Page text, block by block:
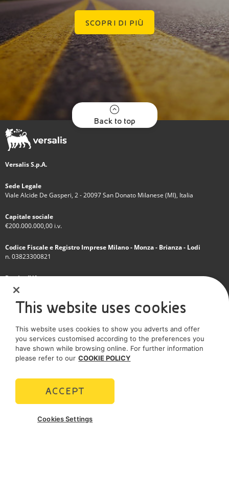
SCOPRI DI PIÙ
Back to top
Versalis S.p.A.
Sede Legale
Viale Alcide De Gasperi, 2 - 20097 San Donato Milanese (MI), Italia
Capitale sociale
€200.000.000,00 i.v.
Codice Fiscale e Registro Imprese Milano - Monza - Brianza - Lodi
n. 03823300821
Partita IVA
IT 01768800748 - R.E.A. Milano n.1351279
Società soggetta all'attività di direzione e coordinamento dell'Eni S.p.A.
Società con unico socio
SOCIAL MEDIA
POLICIES
Termini e Condizioni
This website uses cookies
This website uses cookies to show you adverts and offer
you services customised according to the preferences you
have shown while browsing online. For further information
please refer to our COOKIE POLICY
Cookies Settings
ACCEPT